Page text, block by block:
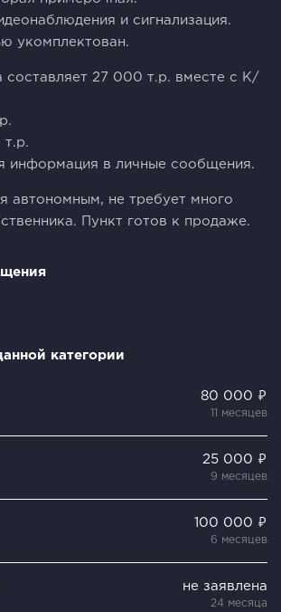
и сигнализация.
укомплектован.
составляет 27 000 т.р. вместе с К/
т.р.
информация в личные сообщения.
автономным, не требует много
Пункт готов к продаже.
категории
80 000 ₽
11 месяцев
25 000 ₽
9 месяцев
100 000 ₽
6 месяцев
не заявлена
24 месяца